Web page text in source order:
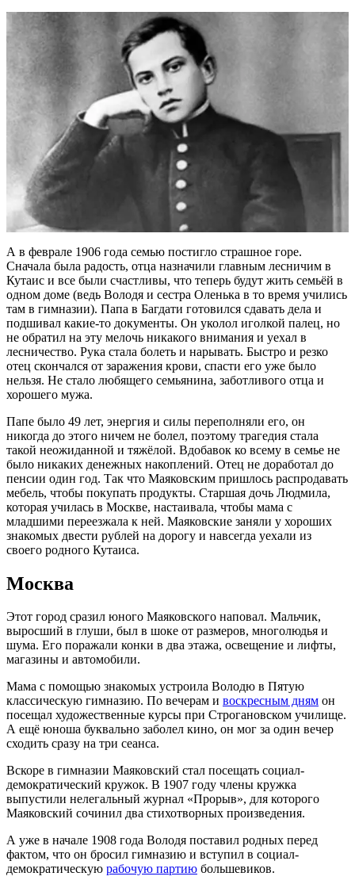
А в феврале 1906 года семью постигло страшное горе.
Сначала была радость, отца назначили главным лесничим в
Кутаис и все были счастливы, что теперь будут жить семьёй в
одном доме (ведь Володя и сестра Оленька в то время учились
там в гимназии). Папа в Багдати готовился сдавать дела и
подшивал какие-то документы. Он уколол иголкой палец, но
не обратил на эту мелочь никакого внимания и уехал в
лесничество. Рука стала болеть и нарывать. Быстро и резко
отец скончался от заражения крови, спасти его уже было
нельзя. Не стало любящего семьянина, заботливого отца и
хорошего мужа.
Папе было 49 лет, энергия и силы переполняли его, он
никогда до этого ничем не болел, поэтому трагедия стала
такой неожиданной и тяжёлой. Вдобавок ко всему в семье не
было никаких денежных накоплений. Отец не доработал до
пенсии один год. Так что Маяковским пришлось распродавать
мебель, чтобы покупать продукты. Старшая дочь Людмила,
которая училась в Москве, настаивала, чтобы мама с
младшими переезжала к ней. Маяковские заняли у хороших
знакомых двести рублей на дорогу и навсегда уехали из
своего родного Кутаиса.
Москва
Этот город сразил юного Маяковского наповал. Мальчик,
выросший в глуши, был в шоке от размеров, многолюдья и
шума. Его поражали конки в два этажа, освещение и лифты,
магазины и автомобили.
Мама с помощью знакомых устроила Володю в Пятую
классическую гимназию. По вечерам и воскресным дням он
посещал художественные курсы при Строгановском училище.
А ещё юноша буквально заболел кино, он мог за один вечер
сходить сразу на три сеанса.
Вскоре в гимназии Маяковский стал посещать социал-
демократический кружок. В 1907 году члены кружка
выпустили нелегальный журнал «Прорыв», для которого
Маяковский сочинил два стихотворных произведения.
А уже в начале 1908 года Володя поставил родных перед
фактом, что он бросил гимназию и вступил в социал-
демократическую рабочую партию большевиков.